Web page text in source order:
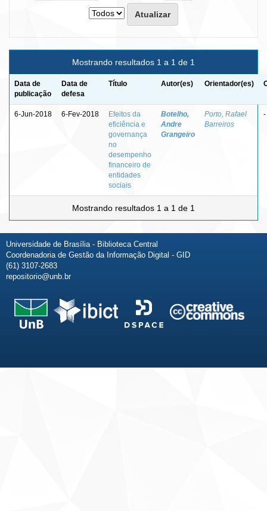
Mostrando resultados 1 a 1 de 1
Data de
publicação
Data de
defesa
Título Autor(es) Orientador(es)
6-Jun-2018 6-Fev-2018
Efeitos da
eficiência e
governança
no
desempenho
financeiro de
entidades
sociais
Botelho,
Andre
Grangeiro
Porto, Rafael
Barreiros
-
Mostrando resultados 1 a 1 de 1
Universidade de Brasília - Biblioteca Central
Coordenadoria de Gestão da Informação Digital - GID
(61) 3107-2683
repositorio@unb.br